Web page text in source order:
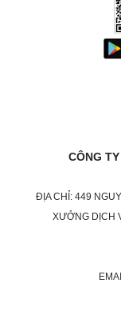
CÔNG
ĐỊA CHỈ: 449
XƯỞNG DỊCH